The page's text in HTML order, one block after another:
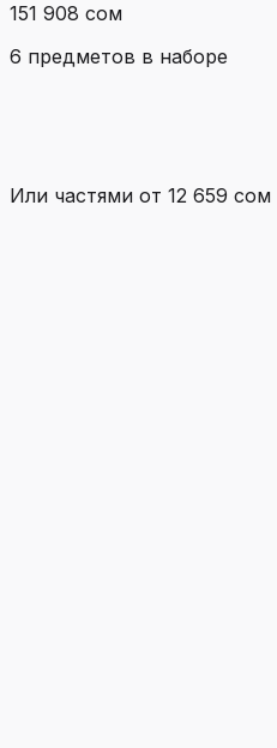
151 908 сом
6 предметов в наборе
Или частями от 12 659 сом